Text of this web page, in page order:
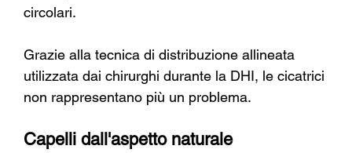
circolari.
Grazie alla tecnica di distribuzione allineata
utilizzata dai chirurghi durante la DHI, le cicatrici
non rappresentano più un problema.
Capelli dall'aspetto naturale